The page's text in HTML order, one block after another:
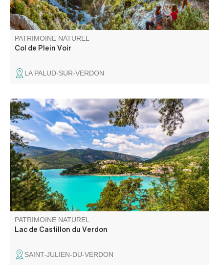
PATRIMOINE NATUREL
Col de Plein Voir
LA PALUD-SUR-VERDON
Irrésistible en raison de ses eaux turquoises, le lac de
Castillon est l’endroit idéal pour passer de belles journées
estivales. Baignade, voile, navigation, ski nautique s’y
pratiquent au pied des montagnes du Verdon.
PATRIMOINE NATUREL
Lac de Castillon du Verdon
SAINT-JULIEN-DU-VERDON